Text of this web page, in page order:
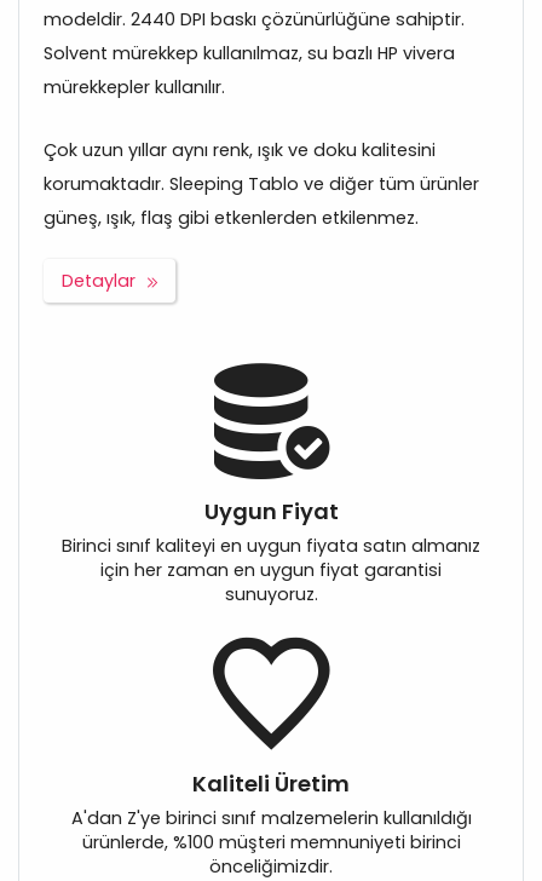
modeldir. 2440 DPI baskı çözünürlüğüne sahiptir.
Solvent mürekkep kullanılmaz, su bazlı HP vivera
mürekkepler kullanılır.
Çok uzun yıllar aynı renk, ışık ve doku kalitesini
korumaktadır. Sleeping Tablo ve diğer tüm ürünler
güneş, ışık, flaş gibi etkenlerden etkilenmez.
Detaylar
Uygun Fiyat
Birinci sınıf kaliteyi en uygun fiyata satın almanız
için her zaman en uygun fiyat garantisi
sunuyoruz.
Kaliteli Üretim
A'dan Z'ye birinci sınıf malzemelerin kullanıldığı
ürünlerde, %100 müşteri memnuniyeti birinci
önceliğimizdir.